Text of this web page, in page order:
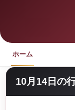
ホーム
10月14日の